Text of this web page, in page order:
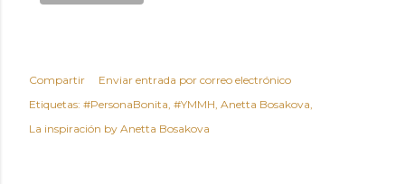
Compartir
Enviar entrada por correo electrónico
Etiquetas: #PersonaBonita #YMMH Anetta Bosakova
La inspiración by Anetta Bosakova